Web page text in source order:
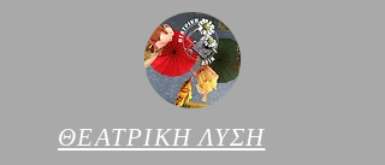
ΘΕΑΤΡΙΚΗ ΛΥΣΗ